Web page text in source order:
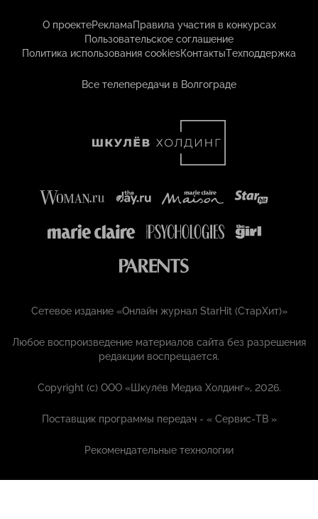
О проектеРекламаПравила участия в конкурсах
Пользовательское соглашение
Политика использования cookiesКонтактыТехподдержка
Все телепередачи в Волгограде
Сетевое издание «Онлайн журнал StarHit (СтарХит)»
Любое воспроизведение материалов сайта без разрешения
редакции воспрещается.
Copyright (с) ООО «Шкулёв Медиа Холдинг», 2026.
Поставщик программы передач - «Сервис-ТВ »
Рекомендательные технологии